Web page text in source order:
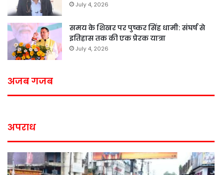
July 4, 2026
समय के शिखर पर पुष्कर सिंह धामी: संघर्ष से
इतिहास तक की एक प्रेरक यात्रा
July 4, 2026
अजब गजब
अपराध